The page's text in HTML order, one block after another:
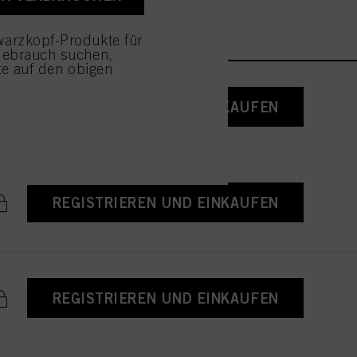
REGISTRIEREN UND EINKAUFEN
REGISTRIEREN UND EINKAUFEN
REGISTRIEREN UND EINKAUFEN
Produkte für
suchen,
auf den obigen
klicken,
Zwecke zu. Wenn
Verfügung zu stellen.